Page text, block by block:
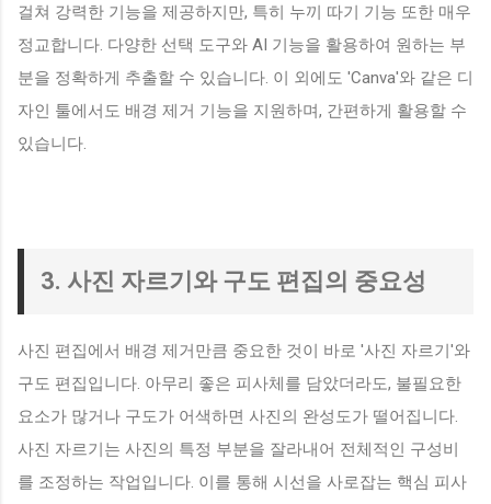
걸쳐 강력한 기능을 제공하지만, 특히 누끼 따기 기능 또한 매우
정교합니다. 다양한 선택 도구와 AI 기능을 활용하여 원하는 부
분을 정확하게 추출할 수 있습니다. 이 외에도 'Canva'와 같은 디
자인 툴에서도 배경 제거 기능을 지원하며, 간편하게 활용할 수
있습니다.
3. 사진 자르기와 구도 편집의 중요성
사진 편집에서 배경 제거만큼 중요한 것이 바로 '사진 자르기'와
구도 편집입니다. 아무리 좋은 피사체를 담았더라도, 불필요한
요소가 많거나 구도가 어색하면 사진의 완성도가 떨어집니다.
사진 자르기는 사진의 특정 부분을 잘라내어 전체적인 구성비
를 조정하는 작업입니다. 이를 통해 시선을 사로잡는 핵심 피사